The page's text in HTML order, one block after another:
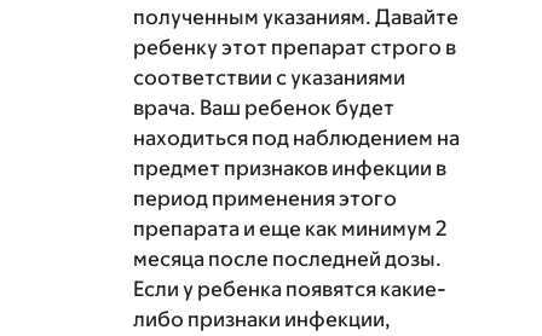
полученным указаниям. Давайте
ребенку этот препарат строго в
соответствии с указаниями
врача. Ваш ребенок будет
находиться под наблюдением на
предмет признаков инфекции в
период применения этого
препарата и еще как минимум 2
месяца после последней дозы.
Если у ребенка появятся какие-
либо признаки инфекции,